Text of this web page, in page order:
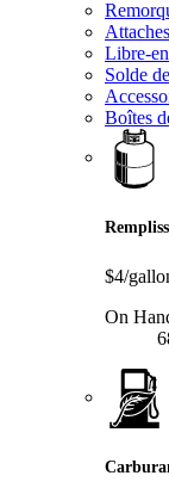
Libre-
Solde
Boîtes
$4/
On